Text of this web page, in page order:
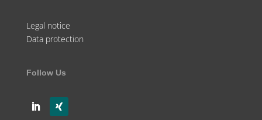
Legal notice
Data protection
Follow Us